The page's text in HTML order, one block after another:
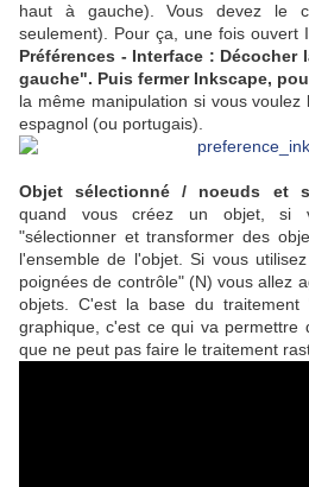
haut à gauche). Vous devez le
seulement). Pour ça, une fois ouvert
Préférences - Interface :
gauche". Puis fermer Inkscape,
la même manipulation si vous
espagnol (ou portugais).
Objet sélectionné / noeuds et
quand vous créez un objet, si
"sélectionner et transformer des
l'ensemble de l'objet. Si vous
poignées de contrôle" (N) vous allez
objets. C'est la base du traitement
graphique, c'est ce qui va permettre
que ne peut pas faire le traitement